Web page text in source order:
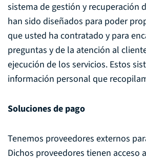
sistema de gestión y recuperación
han sido diseñados para poder
que usted ha contratado y para
preguntas y de la atención al
ejecución de los servicios. Estos
información personal que
Soluciones de pago
Tenemos proveedores externos
Dichos proveedores tienen acceso